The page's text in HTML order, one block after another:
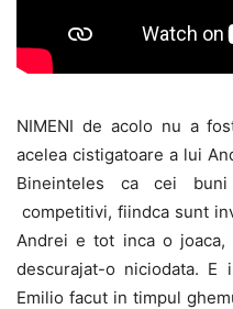
NIMENI de acolo nu a
acelea cistigatoare a lui
Bineinteles ca cei
competitivi, fiindca sunt
Andrei e tot inca o
descurajat-o niciodata. E
Emilio facut in timpul